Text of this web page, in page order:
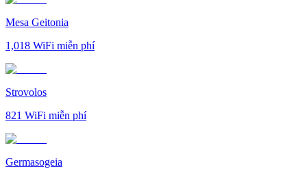
Mesa Geitonia
1,018 WiFi miễn phí
Strovolos
821 WiFi miễn phí
Germasogeia